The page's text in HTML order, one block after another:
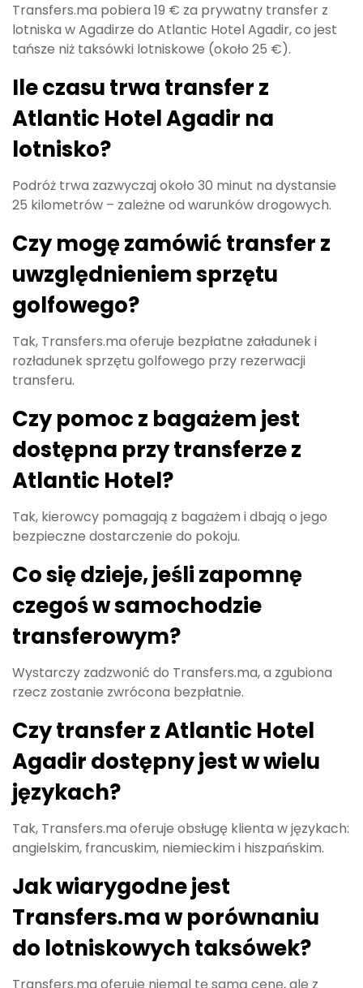
Transfers.ma pobiera 19 € za prywatny transfer z
lotniska w Agadirze do Atlantic Hotel Agadir, co jest
tańsze niż taksówki lotniskowe (około 25 €).
Ile czasu trwa transfer z
Atlantic Hotel Agadir na
lotnisko?
Podróż trwa zazwyczaj około 30 minut na dystansie
25 kilometrów – zależne od warunków drogowych.
Czy mogę zamówić transfer z
uwzględnieniem sprzętu
golfowego?
Tak, Transfers.ma oferuje bezpłatne załadunek i
rozładunek sprzętu golfowego przy rezerwacji
transferu.
Czy pomoc z bagażem jest
dostępna przy transferze z
Atlantic Hotel?
Tak, kierowcy pomagają z bagażem i dbają o jego
bezpieczne dostarczenie do pokoju.
Co się dzieje, jeśli zapomnę
czegoś w samochodzie
transferowym?
Wystarczy zadzwonić do Transfers.ma, a zgubiona
rzecz zostanie zwrócona bezpłatnie.
Czy transfer z Atlantic Hotel
Agadir dostępny jest w wielu
językach?
Tak, Transfers.ma oferuje obsługę klienta w językach:
angielskim, francuskim, niemieckim i hiszpańskim.
Jak wiarygodne jest
Transfers.ma w porównaniu
do lotniskowych taksówek?